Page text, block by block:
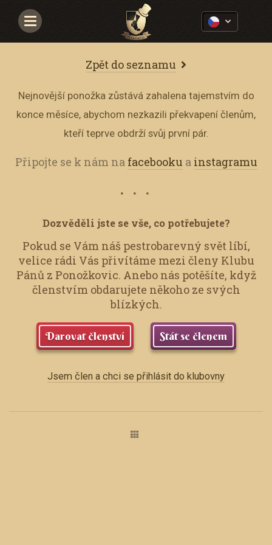
Navigace
Zpět do seznamu
Nejnovější ponožka zůstává zahalena tajemstvím do
konce měsíce, abychom nezkazili překvapení členům,
kteří teprve obdrží svůj první pár.
Připojte se k nám na facebooku a instagramu
Dozvěděli jste se vše, co potřebujete?
Pokud se Vám náš pestrobarevný svět líbí,
velice rádi Vás přivítáme mezi členy Klubu
Pánů z Ponožkovic. Anebo nás potěšíte, když
členstvím obdarujete někoho ze svých
blízkých.
Darovat členství Stát se členem
Jsem člen a chci se přihlásit do klubovny